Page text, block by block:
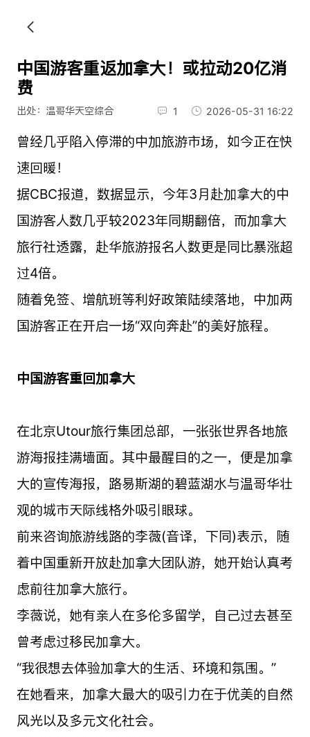
中国游客重返加拿大！或拉动20亿消
费
出处：温哥华天空综合 1 2026-05-31 16:22
曾经几乎陷入停滞的中加旅游市场，如今正在快
速回暖！
据CBC报道，数据显示，今年3月赴加拿大的中
国游客人数几乎较2023年同期翻倍，而加拿大
旅行社透露，赴华旅游报名人数更是同比暴涨超
过4倍。
随着免签、增航班等利好政策陆续落地，中加两
国游客正在开启一场“双向奔赴”的美好旅程。
中国游客重回加拿大
在北京Utour旅行集团总部，一张张世界各地旅
游海报挂满墙面。其中最醒目的之一，便是加拿
大的宣传海报，路易斯湖的碧蓝湖水与温哥华壮
观的城市天际线格外吸引眼球。
前来咨询旅游线路的李薇(音译，下同)表示，随
着中国重新开放赴加拿大团队游，她开始认真考
虑前往加拿大旅行。
李薇说，她有亲人在多伦多留学，自己过去甚至
曾考虑过移民加拿大。
“我很想去体验加拿大的生活、环境和氛围。”
在她看来，加拿大最大的吸引力在于优美的自然
风光以及多元文化社会。